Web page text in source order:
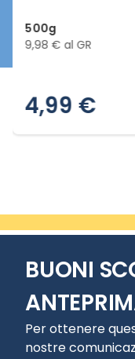
500g
9,98 € al GR
4,99 €
BUONI
Per ottenere
nostre